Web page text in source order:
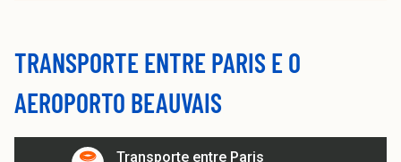
TRANSPORTE ENTRE PARIS E O
AEROPORTO BEAUVAIS